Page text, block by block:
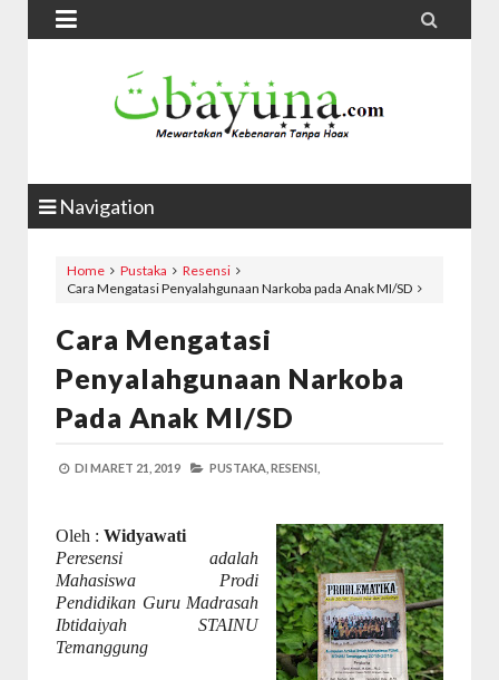
 
Navigation
Home Pustaka
Resensi
Cara Mengatasi Penyalahgunaan Narkoba pada Anak MI/SD
Cara Mengatasi
Penyalahgunaan Narkoba
Pada Anak MI/SD
DI MARET 21, 2019 PUSTAKA, RESENSI,
Oleh : Widyawati
Peresensi adalah
Mahasiswa Prodi
Pendidikan Guru Madrasah
Ibtidaiyah STAINU
Temanggung